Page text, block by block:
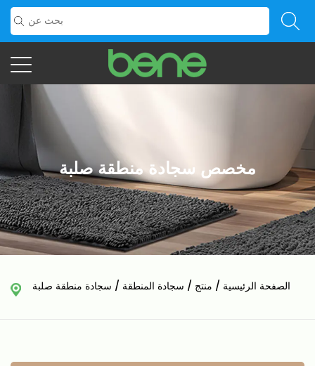
مخصص سجادة منطقة صلبة
الصفحة الرئيسية / منتج / سجادة المنطقة / سجادة منطقة صلبة